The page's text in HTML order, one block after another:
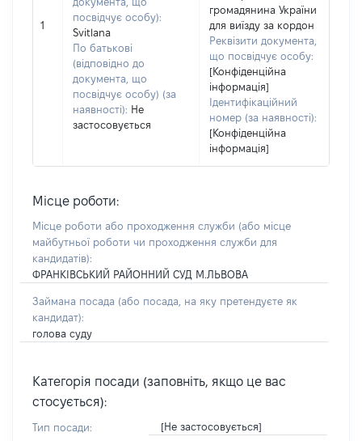
1
посвідчує особу):
Svitlana
По батькові
(відповідно до
документа, що
посвідчує особу) (за
наявності): Не
застосовується
громадянина України
для виїзду за кордон
Реквізити документа,
що посвідчує особу:
[Конфіденційна
інформація]
Ідентифікаційний
номер (за наявності):
[Конфіденційна
інформація]
Місце роботи:
Місце роботи або проходження служби (або місце
майбутньої роботи чи проходження служби для
кандидатів):
ФРАНКІВСЬКИЙ РАЙОННИЙ СУД М.ЛЬВОВА
Займана посада (або посада, на яку претендуєте як
кандидат):
голова суду
Категорія посади (заповніть, якщо це вас
стосується):
Тип посади: [Не застосовується]